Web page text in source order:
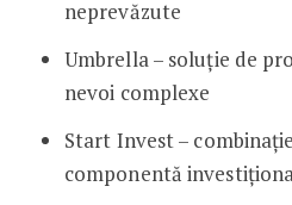
neprevăzute
Umbrella – soluție de
nevoi complexe
Start Invest –
componentă